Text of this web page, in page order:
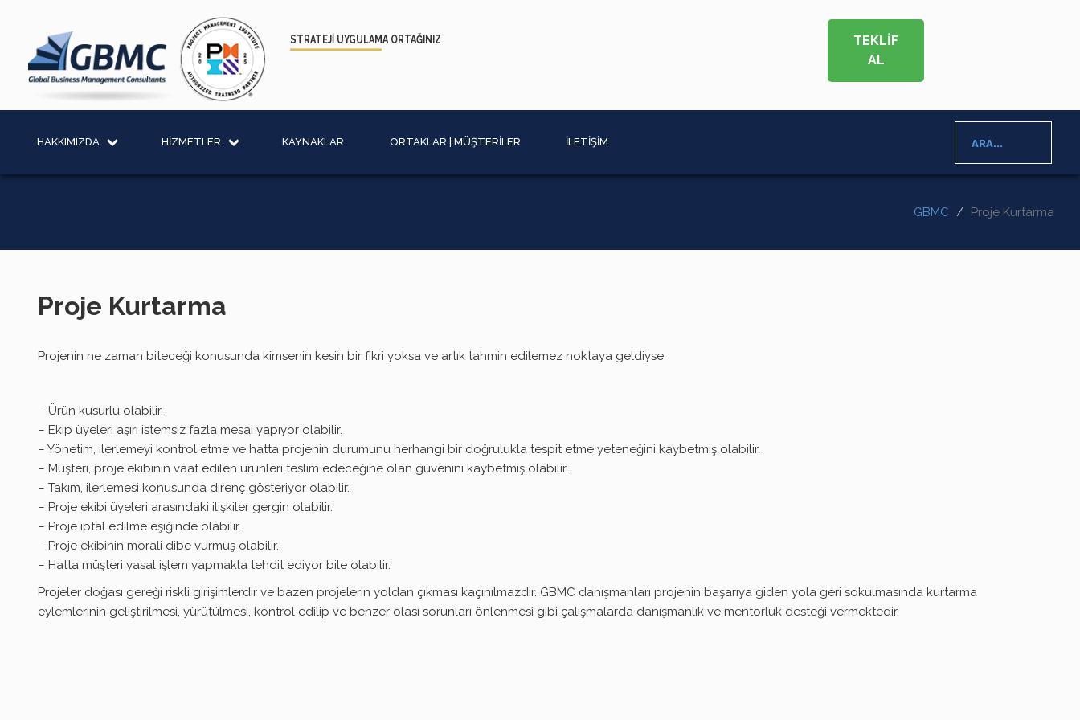
STRATEJİ UYGULAMAORTAĞINIZ
TEKLİF
AL
HAKKIMIZDA HİZMETLER KAYNAKLAR ORTAKLAR | MÜŞTERİLER İLETİŞİM ARA...
GBMC Proje Kurtarma
Proje Kurtarma
Projenin ne zaman biteceği konusunda kimsenin kesin bir fikri yoksa ve artık tahmin edilemez noktaya geldiyse
– Ürün kusurlu olabilir.
– Ekip üyeleri aşırı istemsiz fazla mesai yapıyor olabilir.
– Yönetim, ilerlemeyi kontrol etme ve hatta projenin durumunu herhangi bir doğrulukla tespit etme yeteneğini kaybetmiş olabilir.
– Müşteri, proje ekibinin vaat edilen ürünleri teslim edeceğine olan güvenini kaybetmiş olabilir.
– Takım, ilerlemesi konusunda direnç gösteriyor olabilir.
– Proje ekibi üyeleri arasındaki ilişkiler gergin olabilir.
– Proje iptal edilme eşiğinde olabilir.
– Proje ekibinin morali dibe vurmuş olabilir.
– Hatta müşteri yasal işlem yapmakla tehdit ediyor bile olabilir.
Projeler doğası gereği riskli girişimlerdir ve bazen projelerin yoldan çıkması kaçınılmazdır. GBMC danışmanları projenin başarıya giden yola geri sokulmasında kurtarma
eylemlerinin geliştirilmesi, yürütülmesi, kontrol edilip ve benzer olası sorunları önlenmesi gibi çalışmalarda danışmanlık ve mentorluk desteği vermektedir.